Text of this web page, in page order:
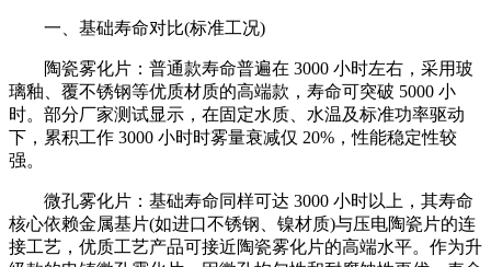
一、基础寿命对比(标准工况)
陶瓷雾化片：普通款寿命普遍在 3000 小时左右，采用玻
璃釉、覆不锈钢等优质材质的高端款，寿命可突破 5000 小
时。部分厂家测试显示，在固定水质、水温及标准功率驱动
下，累积工作 3000 小时时雾量衰减仅 20%，性能稳定性较
强。
微孔雾化片：基础寿命同样可达 3000 小时以上，其寿命
核心依赖金属基片(如进口不锈钢、镍材质)与压电陶瓷片的连
接工艺，优质工艺产品可接近陶瓷雾化片的高端水平。作为升